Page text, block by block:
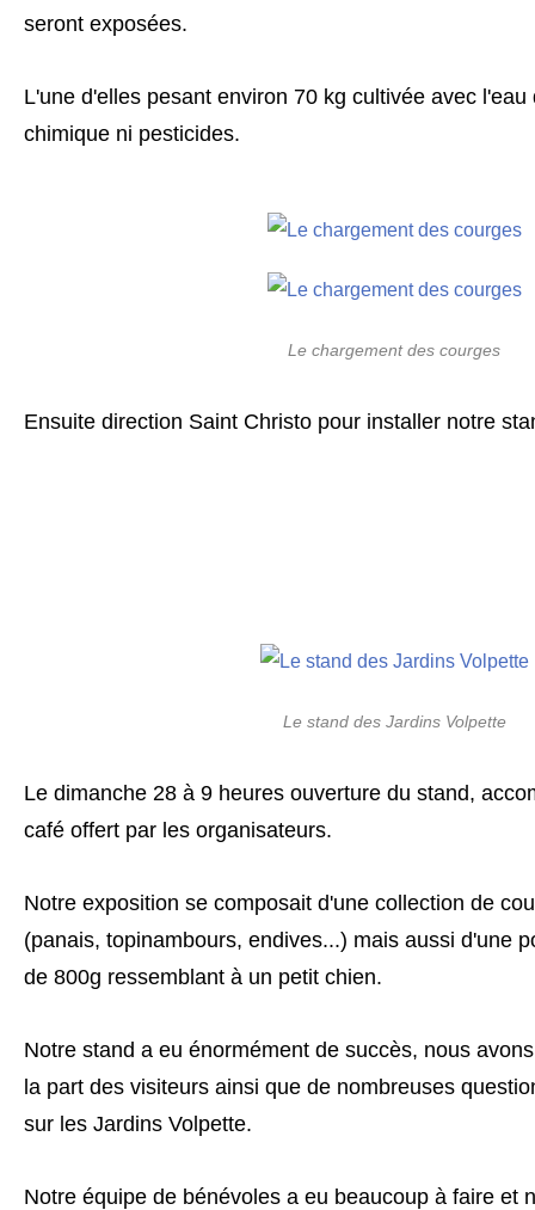
seront exposées.
L'une d'elles pesant environ 70 kg cultivée avec
chimique ni pesticides.
Le chargement des courges
Ensuite direction Saint Christo pour installer notre
Le stand des Jardins Volpette
Le dimanche 28 à 9 heures ouverture du stand,
café offert par les organisateurs.
Notre exposition se composait d'une collection de
(panais, topinambours, endives...) mais aussi d'une
de 800g ressemblant à un petit chien.
Notre stand a eu énormément de succès, nous
la part des visiteurs ainsi que de nombreuses
sur les Jardins Volpette.
Notre équipe de bénévoles a eu beaucoup à faire et